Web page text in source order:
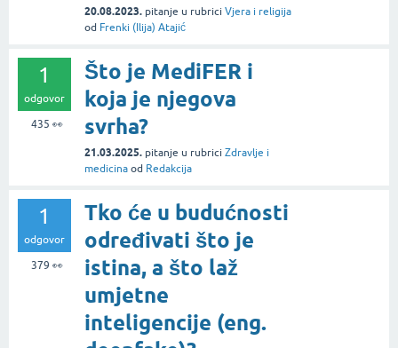
20.08.2023. pitanje u rubrici Vjera i religija
od Frenki (Ilija) Atajić
1
odgovor
435 👀
Što je MediFER i
koja je njegova
svrha?
21.03.2025. pitanje u rubrici Zdravlje i
medicina od Redakcija
1
odgovor
379 👀
Tko će u budućnosti
određivati što je
istina, a što laž
umjetne
inteligencije (eng.